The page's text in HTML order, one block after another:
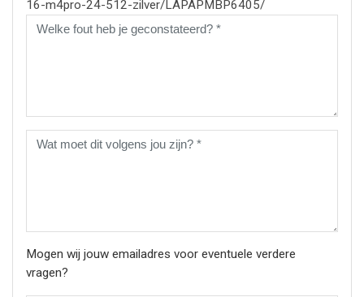
16-m4pro-24-512-zilver/LAPAPMBP6405/
Mogen wij jouw emailadres voor eventuele verdere
vragen?